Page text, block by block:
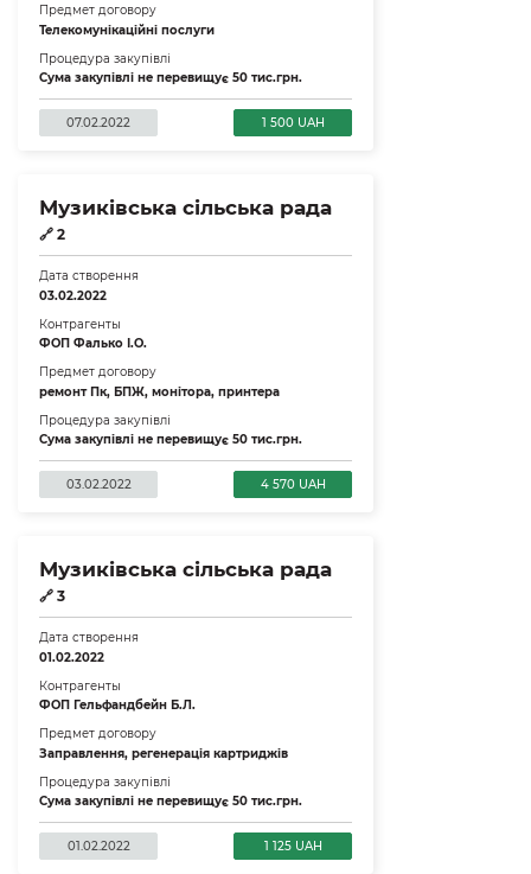
Предмет договору
Телекомунікаційні послуги
Процедура закупівлі
Сума закупівлі не перевищує 50 тис.грн.
07.02.2022 1 500 UAH
Музиківська сільська рада
🔗 2
Дата створення
03.02.2022
Контрагенты
ФОП Фалько І.О.
Предмет договору
ремонт Пк, БПЖ, монітора, принтера
Процедура закупівлі
Сума закупівлі не перевищує 50 тис.грн.
03.02.2022 4 570 UAH
Музиківська сільська рада
🔗 3
Дата створення
01.02.2022
Контрагенты
ФОП Гельфандбейн Б.Л.
Предмет договору
Заправлення, регенерація картриджів
Процедура закупівлі
Сума закупівлі не перевищує 50 тис.грн.
01.02.2022 1 125 UAH